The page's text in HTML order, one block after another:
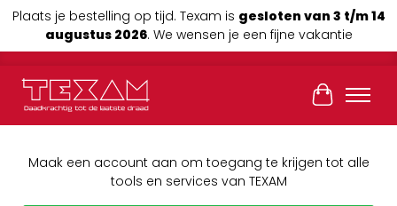
Plaats je bestelling op tijd. Texam is gesloten van 3 t/m 14
augustus 2026. We wensen je een fijne vakantie
Maak een account aan om toegang te krijgen tot alle
tools en services van TEXAM